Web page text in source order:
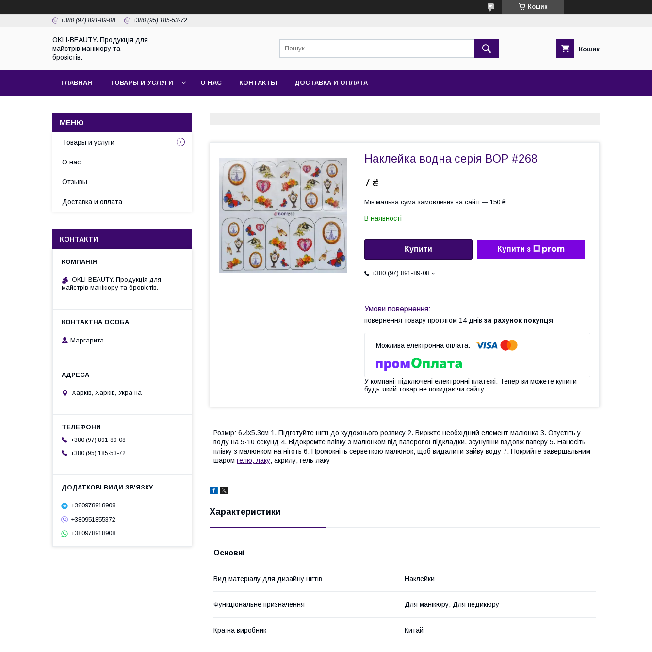
Кошик
+380 (97) 891-89-08 +380 (95) 185-53-72
OKLI-BEAUTY. Продукція для
майстрів манікюру та
бровістів.
Кошик
ГЛАВНАЯ ТОВАРЫ И УСЛУГИ О НАС КОНТАКТЫ ДОСТАВКА И ОПЛАТА
Наклейка водна серія BOP #268
7 ₴
Мінімальна сума замовлення на сайті — 150 ₴
В наявності
Купити Купити з
+380 (97) 891-89-08
повернення товару протягом 14 днів за рахунок покупця
У компанії підключені електронні платежі. Тепер ви можете купити
будь-який товар не покидаючи сайту.
Розмір: 6.4x5.3см 1. Підготуйте нігті до художнього розпису 2. Виріжте необхідний елемент малюнка 3. Опустіть у
воду на 5-10 секунд 4. Відокремте плівку з малюнком від паперової підкладки, зсунувши вздовж паперу 5. Нанесіть
плівку з малюнком на ніготь 6. Промокніть серветкою малюнок, щоб видалити зайву воду 7. Покрийте завершальним
шаром гелю, лаку, акрилу, гель-лаку
Характеристики
Основні
Вид матеріалу для дизайну нігтів Наклейки
Функціональне призначення Для манікюру, Для педикюру
Країна виробник Китай
Товары и услуги
О нас
Отзывы
Доставка и оплата
КОНТАКТИ
OKLI-BEAUTY. Продукція для
майстрів манікюру та бровістів.
Маргарита
Харків, Харків, Україна
+380 (97) 891-89-08
+380 (95) 185-53-72
+380978918908
+380951855372
+380978918908